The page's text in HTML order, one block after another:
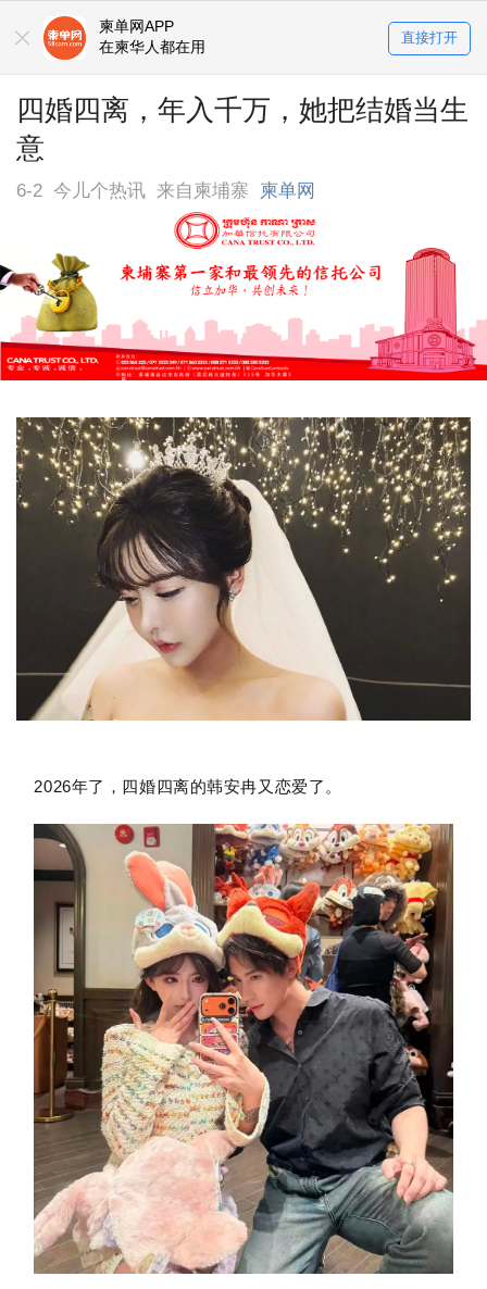
柬单网APP
在柬华人都在用
直接打开
四婚四离，年入千万，她把结婚当生
意
6-2 今儿个热讯 来自柬埔寨 柬单网
2026年了，四婚四离的韩安冉又恋爱了。